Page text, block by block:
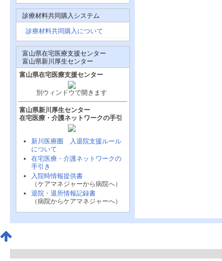
診療材料共同購入システム
診療材料共同購入について
富山県在宅医療支援センター
富山県新川厚生センター
富山県在宅医療支援センター
別ウィンドウで開きます
富山県新川厚生センター
在宅医療・介護ネットワークの手引
新川医療圏 入退院支援ルール
について
在宅医療・介護ネットワークの
手引き
入院時情報提供書
（ケアマネジャーから病院へ）
退院・退所情報記録書
（病院からケアマネジャーへ）